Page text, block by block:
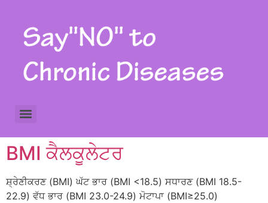
BMI ਕੈਲਕੂਲੇਟਰ
ਸ਼੍ਰੇਣੀਕਰਣ (BMI) ਘੱਟ ਭਾਰ (BMI <18.5) ਸਧਾਰਣ (BMI 18.5-
22.9) ਵੱਧ ਭਾਰ (BMI 23.0-24.9) ਮੋਟਾਪਾ (BMI≥25.0)